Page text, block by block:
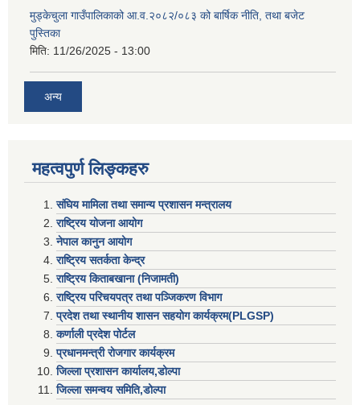
मुड्केचुला गाउँपालिकाको आ.व.२०८२/०८३ को बार्षिक नीति, तथा बजेट
पुस्तिका
मिति: 11/26/2025 - 13:00
अन्य
महत्वपुर्ण लिङ्कहरु
संघिय मामिला तथा समान्य प्रशासन मन्त्रालय
राष्ट्रिय योजना आयोग
नेपाल कानुन आयोग
राष्ट्रिय सतर्कता केन्द्र
राष्ट्रिय किताबखाना (निजामती)
राष्ट्रिय परिचयपत्र तथा पञ्जिकरण विभाग
प्रदेश तथा स्थानीय शासन सहयाेग कार्यक्रम(PLGSP)
कर्णाली प्रदेश पोर्टल
प्रधानमन्त्री राेजगार कार्यक्रम
जिल्ला प्रशासन कार्यालय,डोल्पा
जिल्ला समन्वय समिति,डोल्प